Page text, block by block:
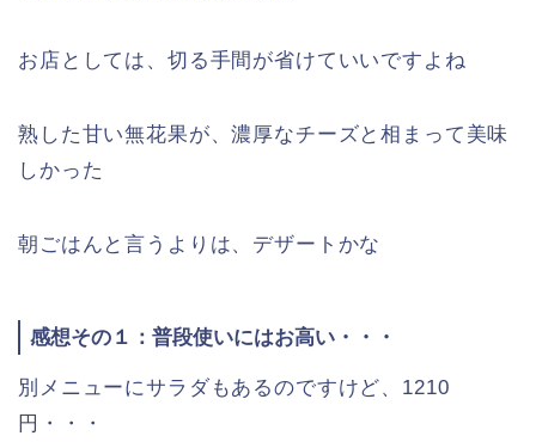
お店としては、切る手間が省けていいですよね
熟した甘い無花果が、濃厚なチーズと相まって美味
しかった
朝ごはんと言うよりは、デザートかな
感想その１：普段使いにはお高い・・・
別メニューにサラダもあるのですけど、1210
円・・・